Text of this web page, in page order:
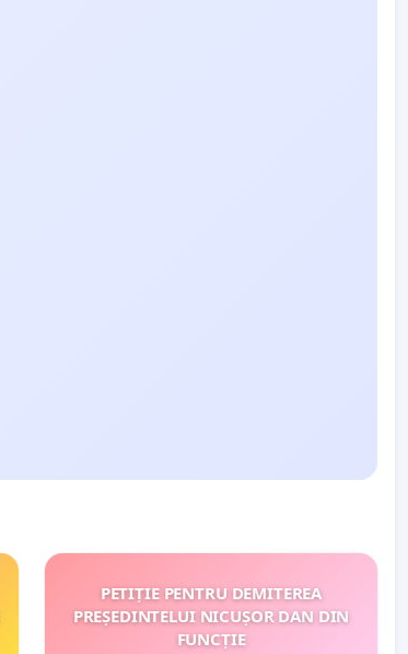
PETIȚIE PENTRU DEMITEREA
PREȘEDINTELUI NICUȘOR DAN DIN
FUNCȚIE